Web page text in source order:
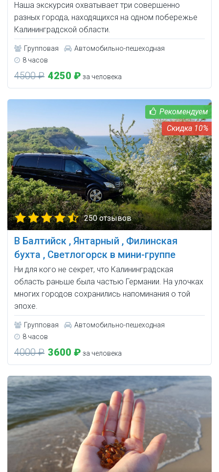
Наша экскурсия охватывает три совершенно
разных города, находящихся на одном побережье
Калининградской области.
Групповая
Автомобильно-пешеходная
8 часов
4500 ₽ 4250 ₽ за человека
10%
250 отзывов
В Балтийск , Янтарный , Филинская
бухта , Светлогорск в мини-группе
Ни для кого не секрет, что Калининградская
область раньше была частью Германии. На улочках
многих городов сохранились напоминания о той
эпохе.
Групповая
Автомобильно-пешеходная
8 часов
4000 ₽ 3600 ₽ за человека